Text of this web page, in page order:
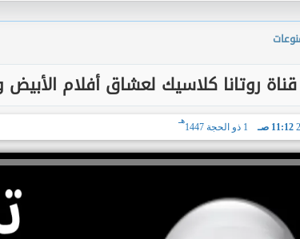
روتانا كلاسيك لعشاق أفلام الأبيض
11:12 صـ 1 ذو الحجة 1447
هـ